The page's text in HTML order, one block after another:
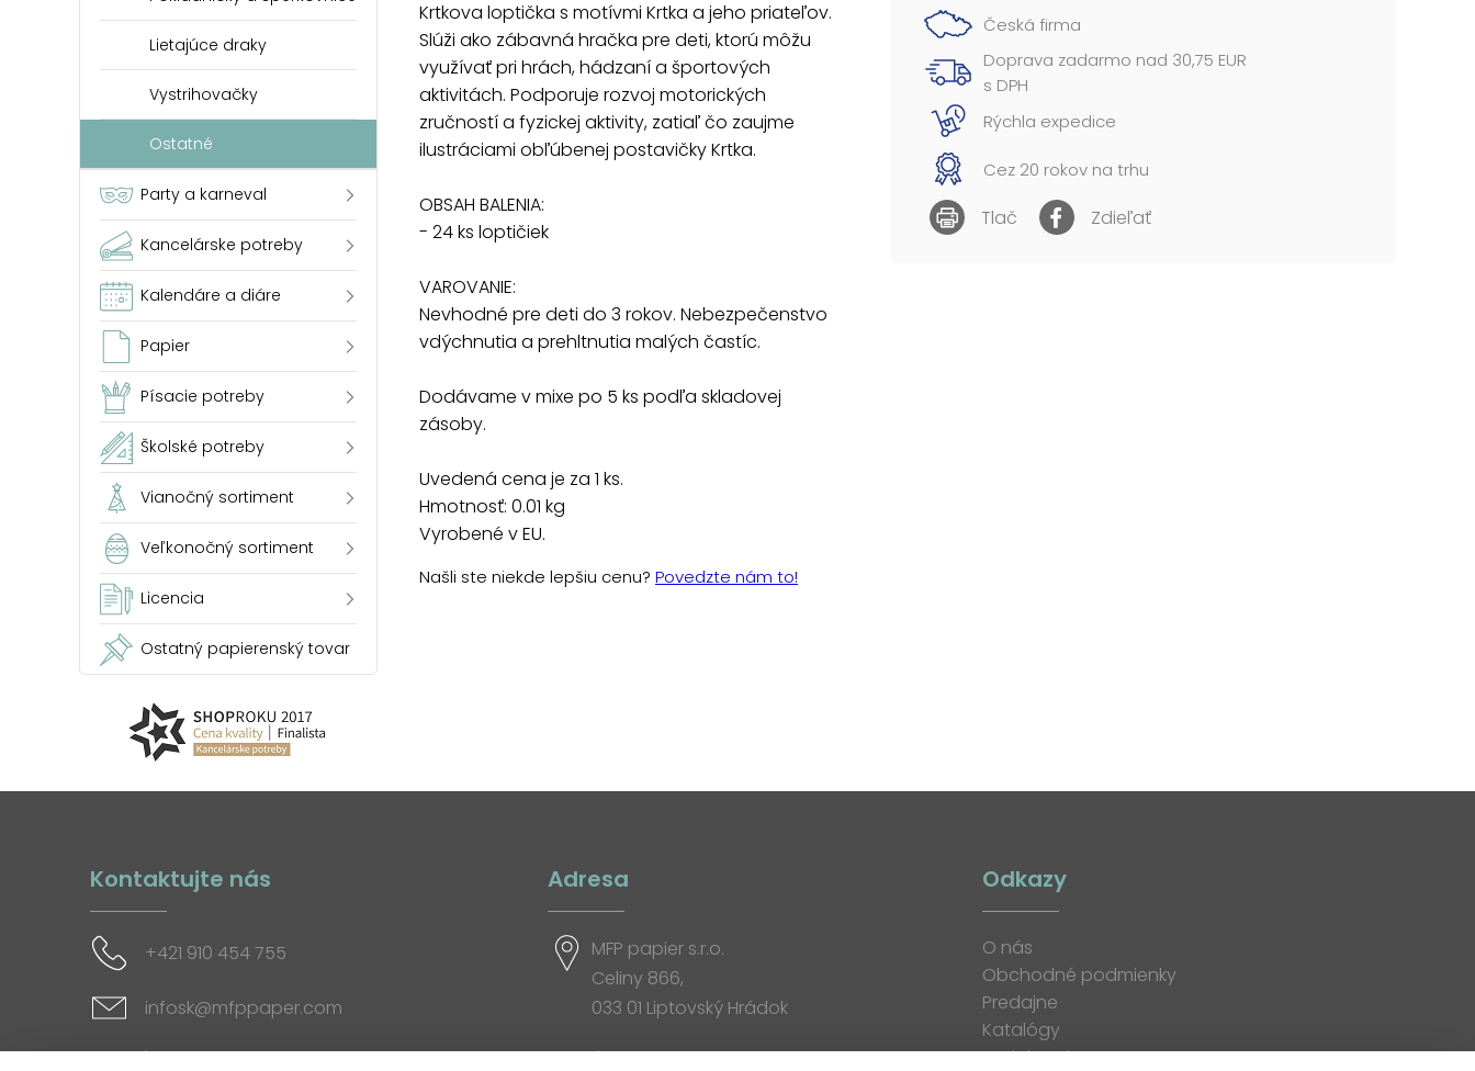
Lietajúce draky
Vystrihovačky
Ostatné
Party a karneval
Kancelárske potreby
Kalendáre a diáre
Papier
Písacie potreby
Školské potreby
Vianočný sortiment
Veľkonočný sortiment
Licencia
Ostatný papierenský tovar
Nevhodné pre deti do 3 rokov. Nebezpečenstvo
vdýchnutia a prehltnutia malých častíc.
Dodávame v mixe po 5 ks podľa skladovej zásoby.
Uvedená cena je za 1 ks....
Krtkova loptička s motívmi Krtka a jeho priateľov.
Slúži ako zábavná hračka pre deti, ktorú môžu
využívať pri hrách, hádzaní a športových
aktivitách. Podporuje rozvoj motorických
zručností a fyzickej aktivity, zatiaľ čo zaujme
ilustráciami obľúbenej postavičky Krtka.
OBSAH BALENIA:
- 24 ks loptičiek
VAROVANIE:
Nevhodné pre deti do 3 rokov. Nebezpečenstvo
vdýchnutia a prehltnutia malých častíc.
Dodávame v mixe po 5 ks podľa skladovej
zásoby.
Uvedená cena je za 1 ks.
Hmotnosť: 0.01 kg
Vyrobené v EU.
Našli ste niekde lepšiu cenu? Povedzte nám to!
Česká firma
Doprava zadarmo nad 30,75 EUR
s DPH
Rýchla expedice
Cez 20 rokov na trhu
Tlač Zdieľať
Kontaktujte nás
+421 910 454 755
infosk@mfppaper.com
Sociálne siete
Adresa
MFP papier s.r.o.
Celiny 866,
033 01 Liptovský Hrádok
Otváracia doba
Odkazy
O nás
Obchodné podmienky
Predajne
Katalógy
K stiahnutiu